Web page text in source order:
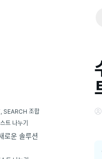
SEARCH 조합
트 나누기
로운 솔루션